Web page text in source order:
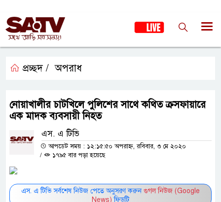
প্রচ্ছদ / অপরাধ
নোয়াখালীর চাটখিলে পুলিশের সাথে কথিত ক্রসফায়ারে
এক মাদক ব্যবসায়ী নিহত
এস. এ টিভি
আপডেট সময় : ১২:১৫:৫০ অপরাহ্ন, রবিবার, ৩ মে ২০২০
/
১৭৯৫ বার পড়া হয়েছে
এস. এ টিভি সর্বশেষ নিউজ পেতে অনুসরণ করুন গুগল নিউজ (Google
News) ফিডটি